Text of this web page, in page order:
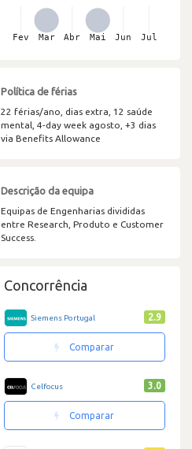
Política de férias
22 férias/ano, dias extra, 12 saúde
mental, 4-day week agosto, +3 dias
via Benefits Allowance
Descrição da equipa
Equipas de Engenharias divididas
entre Research, Produto e Customer
Success.
Concorrência
Siemens Portugal 2.9
Comparar
Celfocus 3.0
Comparar